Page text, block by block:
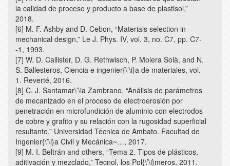
la calidad de proceso y producto a base de plastisol,”
2018.
[6] M. F. Ashby and D. Cebon, “Materials selection in
mechanical design,” Le J. Phys. IV, vol. 3, no. C7, pp. C7-
-1, 1993.
[7] W. D. Callister, D. G. Rethwisch, P. Molera Solà, and N.
S. Ballesteros, Ciencia e ingenier{\’\i}a de materiales, vol.
1. Reverté, 2016.
[8] C. J. Santamar\’\ia Zambrano, “Análisis de parámetros
de mecanizado en el proceso de electroerosión por
penetración en microfundición de aluminio con electrodos
de cobre y grafito y su relación con la rugosidad superficial
resultante,” Universidad Técnica de Ambato. Facultad de
Ingenier{\’\i}a Civil y Mecánica~…, 2017.
[9] M. I. Beltrán and others, “Tema 2. Tipos de plásticos,
aditivación y mezclado,” Tecnol. los Pol{\’\i}meros, 2011.